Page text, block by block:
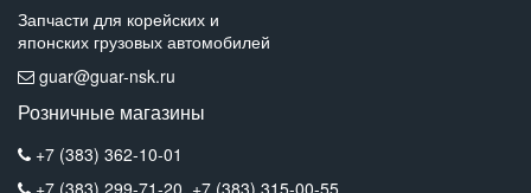
Запчасти для корейских и
японских грузовых автомобилей
guar@guar-nsk.ru
Розничные магазины
+7 (383) 362-10-01
+7 (383) 299-71-20, +7 (383) 315-00-55